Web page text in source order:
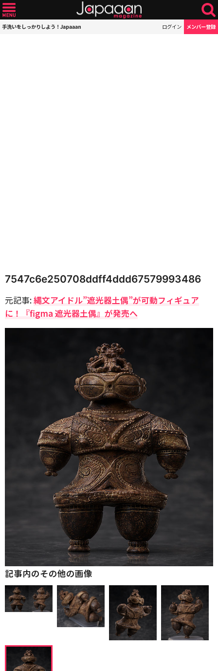
手洗いをしっかりしよう！Japaaan ログイン メンバー登録
7547c6e250708ddff4ddd67579993486
元記事:縄文アイドル”遮光器土偶”が可動フィギュア
に！『figma 遮光器土偶』が発売へ
記事内のその他の画像